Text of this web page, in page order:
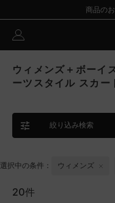
商品の
ウィメンズ＋ボーイ
ーツスタイル スカー
絞り込み検索
選択中の条件： ウィメンズ
20件